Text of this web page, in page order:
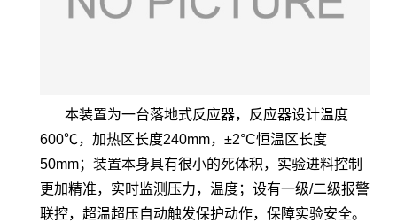
本装置为一台落地式反应器，反应器设计温度
600℃，加热区长度240mm，±2°C恒温区长度
50mm；装置本身具有很小的死体积，实验进料控制
更加精准，实时监测压力，温度；设有一级/二级报警
联控，超温超压自动触发保护动作，保障实验安全。